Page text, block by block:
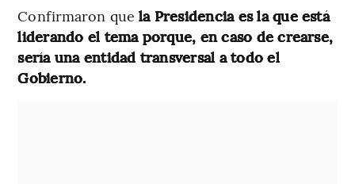
Confirmaron que la Presidencia es la que está
liderando el tema porque, en caso de crearse,
sería una entidad transversal a todo el
Gobierno.